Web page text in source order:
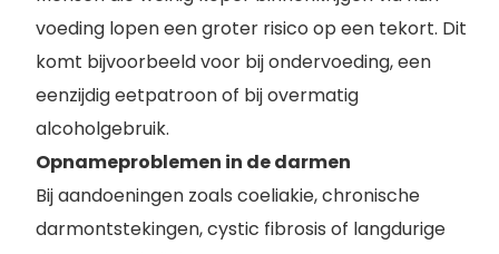
voeding lopen een groter risico op een tekort. Dit
komt bijvoorbeeld voor bij ondervoeding, een
eenzijdig eetpatroon of bij overmatig
alcoholgebruik.
Opnameproblemen in de darmen
Bij aandoeningen zoals coeliakie, chronische
darmontstekingen, cystic fibrosis of langdurige